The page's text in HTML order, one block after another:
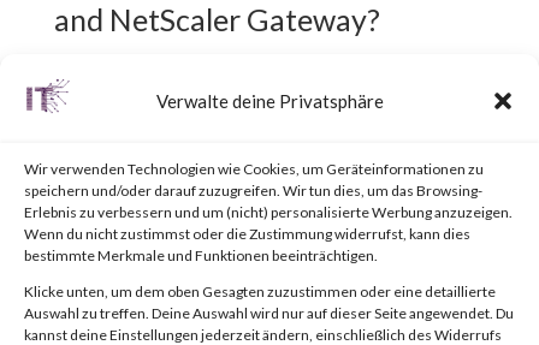
Verwalte deine Privatsphäre
Wir verwenden Technologien wie Cookies, um Geräteinformationen zu
speichern und/oder darauf zuzugreifen. Wir tun dies, um das Browsing-
Erlebnis zu verbessern und um (nicht) personalisierte Werbung anzuzeigen.
Wenn du nicht zustimmst oder die Zustimmung widerrufst, kann dies
bestimmte Merkmale und Funktionen beeinträchtigen.
Klicke unten, um dem oben Gesagten zuzustimmen oder eine detaillierte
Auswahl zu treffen. Deine Auswahl wird nur auf dieser Seite angewendet. Du
kannst deine Einstellungen jederzeit ändern, einschließlich des Widerrufs
and NetScaler Gateway?
Citrix NetScaler ADC,
is an Application Delivery
Controller (ADC) designed to
achieve secure and optimized
network traffic.